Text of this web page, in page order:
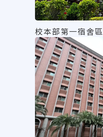
校本部第一宿舍區